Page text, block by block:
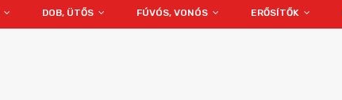
DOB, ÜTŐS FÚVÓS, VONÓS ERŐSÍTŐK